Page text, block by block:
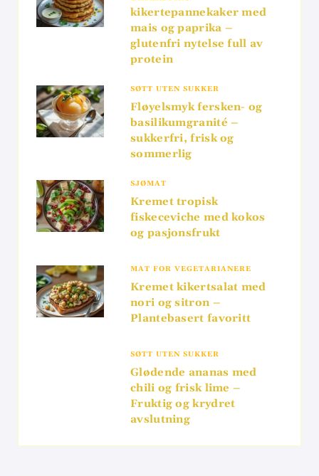
kikertepannekaker med
mais og paprika –
glutenfri nytelse full av
protein
SØTT UTEN SUKKER
Fløyelsmyk fersken- og
basilikumgranité –
sukkerfri, frisk og
sommerlig
SJØMAT
Kremet tropisk
fiskeceviche med kokos
og pasjonsfrukt
MAT FOR VEGETARIANERE
Kremet kikertsalat med
nori og sitron –
Plantebasert favoritt
SØTT UTEN SUKKER
Glødende ananas med
chili og frisk lime –
Fruktig og krydret
avslutning